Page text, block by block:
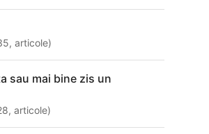
,articole)
sau mai bine zis un
,articole)